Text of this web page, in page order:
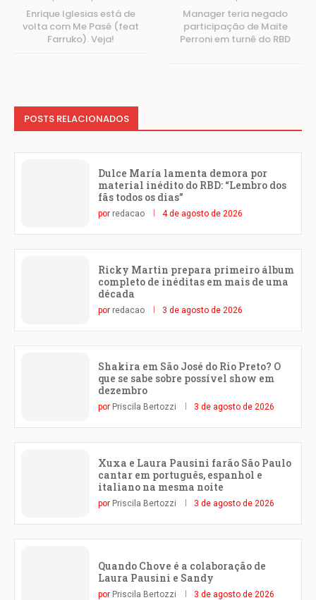
Enrique Iglesias está de
volta com Me Pasé (feat
Farruko). Veja!
Manager teria negado
participação de Maite
Perroni em turnê do RBD
POSTS RELACIONADOS
Dulce María lamenta demora por
material inédito do RBD: “Lembro dos
fãs todos os dias”
por redacao 4 de agosto de 2026
Ricky Martin prepara primeiro álbum
completo de inéditas em mais de uma
década
por redacao 3 de agosto de 2026
Shakira em São José do Rio Preto? O
que se sabe sobre possível show em
dezembro
por Priscila Bertozzi 3 de agosto de 2026
Xuxa e Laura Pausini farão São Paulo
cantar em português, espanhol e
italiano na mesma noite
por Priscila Bertozzi 3 de agosto de 2026
Quando Chove é a colaboração de
Laura Pausini e Sandy
por Priscila Bertozzi 3 de agosto de 2026